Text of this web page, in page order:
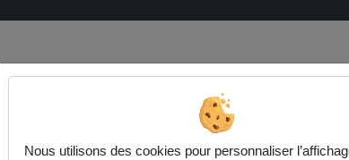
de la vidéo Ep-33
Nous utilisons des cookies pour personnaliser